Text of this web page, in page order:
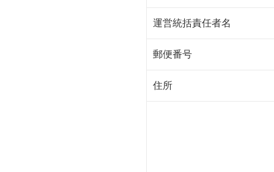
運営統括責任者名
郵便番号
住所